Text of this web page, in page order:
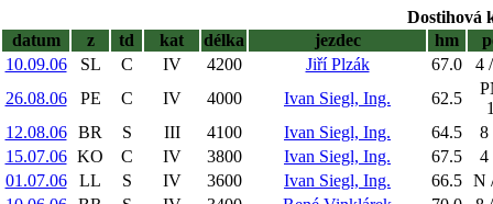
Dostihová
datum
z td kat délka jezdec hm
10.09.06
SL C IV 4200 Jiří Plzák 67.0
4
26.08.06
PE C IV 4000 Ivan Siegl, Ing. 62.5
12.08.06
BR S III 4100 Ivan Siegl, Ing. 64.5
8
15.07.06 KO C IV 3800 Ivan Siegl, Ing. 67.5
4
01.07.06
LL S IV 3600 Ivan Siegl, Ing. 66.5 N